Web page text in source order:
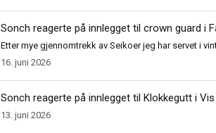
Sonch reagerte på innlegget til crown guard i
Etter mye gjennomtrekk av Seikoer jeg har servet i
16. juni 2026
Sonch reagerte på innlegget til Klokkegutt i
13. juni 2026